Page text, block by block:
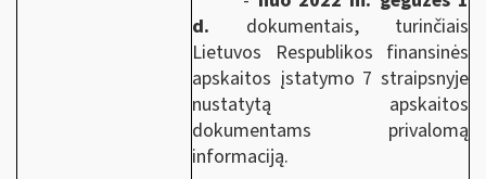
d. dokumentais, turinčiais
Lietuvos Respublikos finansinės
apskaitos įstatymo 7 straipsnyje
nustatytą apskaitos
dokumentams privalomą
informaciją.